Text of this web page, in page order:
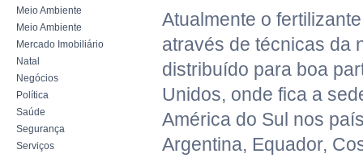
Meio Ambiente
Meio Ambiente
Mercado Imobiliário
Natal
Negócios
Política
Saúde
Segurança
Serviços
Atualmente o
através de técnicas da
distribuído para boa
Unidos, onde fica a
América do Sul nos
Argentina, Equador,